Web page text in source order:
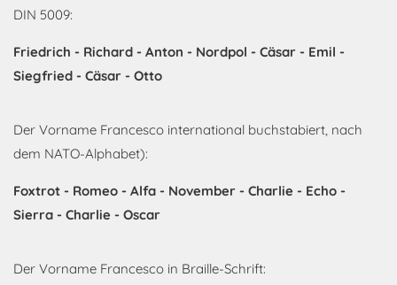
DIN 5009:
Friedrich - Richard - Anton - Nordpol - Cäsar - Emil -
Siegfried - Cäsar - Otto
Der Vorname Francesco international buchstabiert, nach
dem NATO-Alphabet):
Foxtrot - Romeo - Alfa - November - Charlie - Echo -
Sierra - Charlie - Oscar
Der Vorname Francesco in Braille-Schrift: